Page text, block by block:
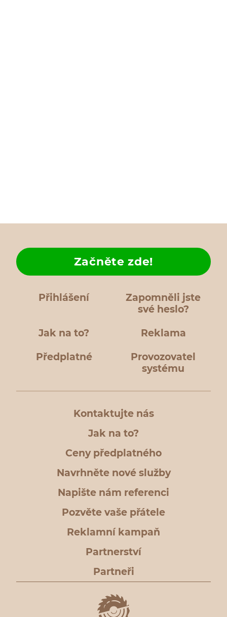
Přihlášení
Zapomněli jste
své heslo?
Jak na to?
Začněte zde!
Reklama
Předplatné
Provozovatel
systému
Kontaktujte nás
Jak na to?
Ceny předplatného
Navrhněte nové služby
Napište nám referenci
Pozvěte vaše přátele
Reklamní kampaň
Partnerství
Partneři